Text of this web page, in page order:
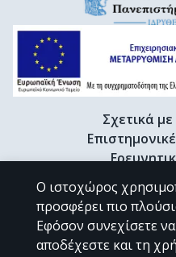
Σχετικά
Διδακτορικές
Προφίλ
Ο ιστοχώρος
προσφέρει πιο
Εφόσον συνεχίσετε
αποδέχεστε και τη